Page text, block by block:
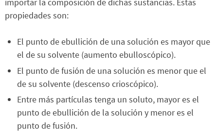
importar la composición de dichas sustancias. Estas
propiedades son:
El punto de ebullición de una solución es mayor que
el de su solvente (aumento ebulloscópico).
El punto de fusión de una solución es menor que el
de su solvente (descenso crioscópico).
Entre más partículas tenga un soluto, mayor es el
punto de ebullición de la solución y menor es el
punto de fusión.